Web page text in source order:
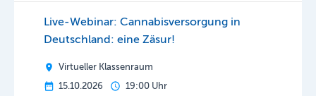
Live-Webinar: Cannabisversorgung in
Deutschland: eine Zäsur!
Virtueller Klassenraum
15.10.2026
19:00 Uhr